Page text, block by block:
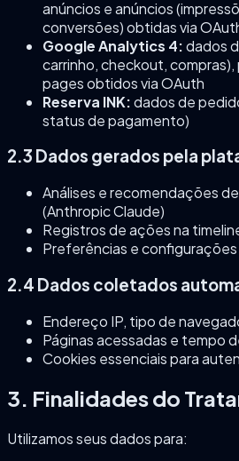
anúncios e anúncios
conversões) obtidas via
Google Analytics 4:dados
carrinho, checkout,
pages obtidos via OAuth
Reserva INK:dados de
status de pagamento)
2.3 Dados gerados pela
Análises e recomendações
(Anthropic Claude)
Registros de ações na
Preferências e configurações
2.4 Dados coletados
Endereço IP, tipo de
Páginas acessadas e tempo
Cookies essenciais para
3. Finalidades do
Utilizamos seus dados para: